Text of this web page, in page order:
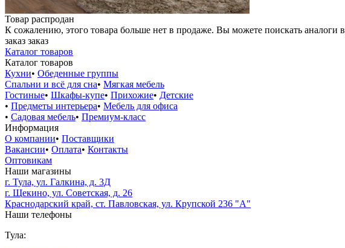
Товар распродан
К сожалению, этого товара больше нет в продаже. Вы можете поискать аналоги в
заказ заказ
Каталог товаров
Каталог товаров
Кухни• Обеденные группы
Спальни и всё для сна• Мягкая мебель
Гостиные• Шкафы-купе• Прихожие• Детские
• Предметы интерьера• Мебель для офиса
• Садовая мебель• Премиум-класс
Информация
О компании• Поставщики
Вакансии• Оплата• Контакты
Оптовикам
Наши магазины
г. Тула, ул. Галкина, д. 3Д
г. Щекино, ул. Советская, д. 26
Краснодарский край, ст. Павловская, ул. Крупской 236 "А"
Наши телефоны
Тула: